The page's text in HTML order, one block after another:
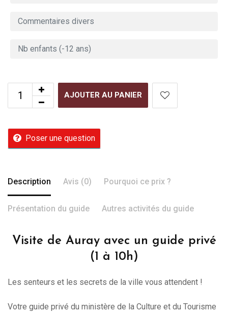
AJOUTER AU PANIER
Poser une question
Description Avis (0) Pourquoi ce prix ?
Présentation du guide Autres activités du guide
Visite de Auray avec un guide privé
(1 à 10h)
Les senteurs et les secrets de la ville vous attendent !
Votre guide privé du ministère de la Culture et du Tourisme